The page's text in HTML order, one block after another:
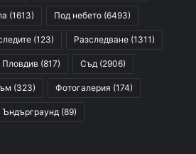
(1613) Под небето (6493)
(123) Разследване (1311)
Пловдив (817) Съд (2906)
(323) Фотогалерия (174)
Ъндърграунд (89)